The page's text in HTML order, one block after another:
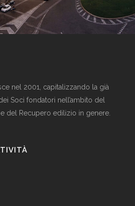
nel 2001, capitalizzando la già
Soci fondatori nell’ambito del
del Recupero edilizio in genere.